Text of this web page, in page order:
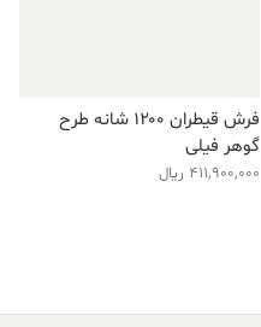
فرش قیطران ۱۲۰۰ شانه طرح
گوهر فیلی
411,900,000 ریال